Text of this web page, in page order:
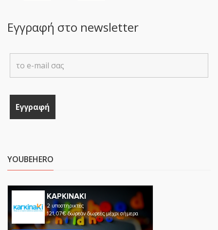
Εγγραφή στο newsletter
YOUBEHERO